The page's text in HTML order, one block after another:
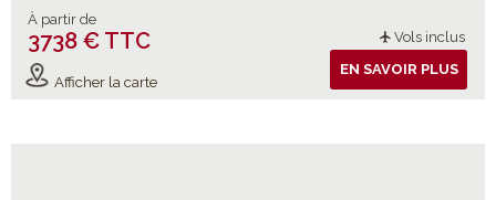
À partir de
3738 € TTC Vols inclus
Afficher la carte
EN SAVOIR PLUS